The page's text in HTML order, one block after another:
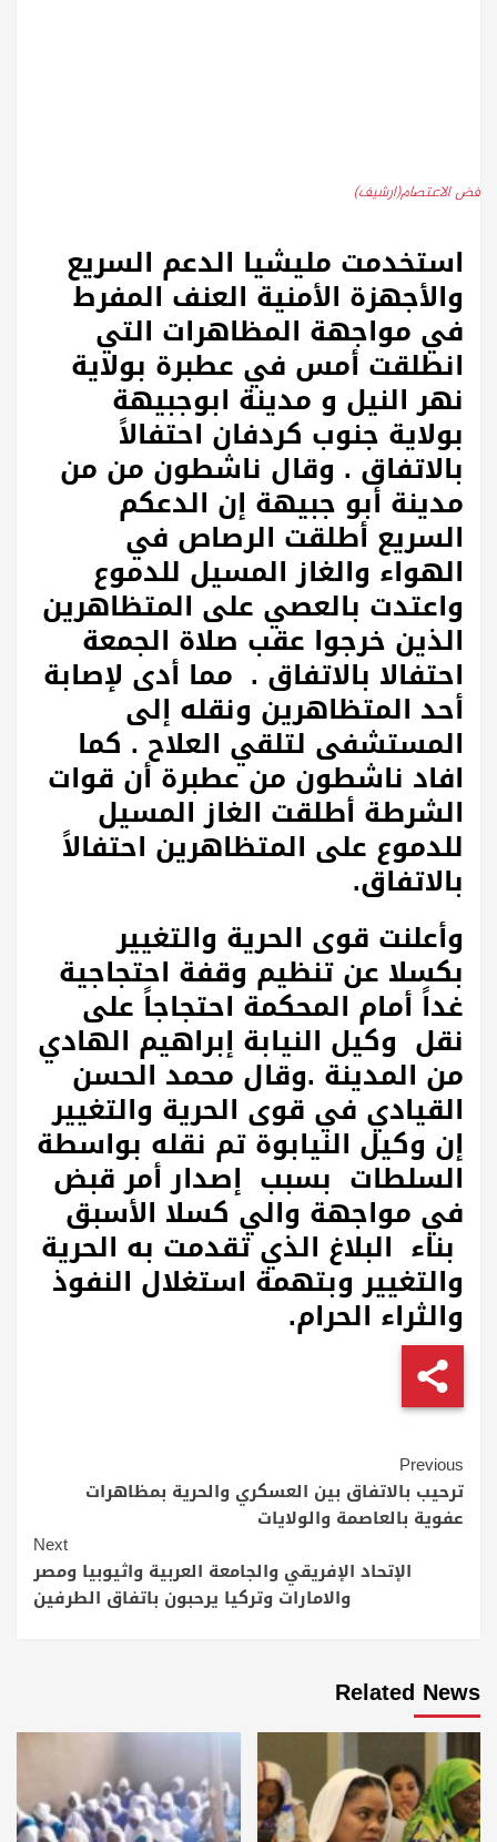
فض الاعتصام(ارشيف)
استخدمت مليشيا الدعم السريع
والأجهزة الأمنية العنف المفرط
في مواجهة المظاهرات التي
انطلقت أمس في عطبرة بولاية
نهر النيل و مدينة ابوجبيهة
بولاية جنوب كردفان احتفالاً
بالاتفاق . وقال ناشطون من من
مدينة أبو جبيهة إن الدعكم
السريع أطلقت الرصاص في
الهواء والغاز المسيل للدموع
واعتدت بالعصي على المتظاهرين
الذين خرجوا عقب صلاة الجمعة
احتفالا بالاتفاق . مما أدى لإصابة
أحد المتظاهرين ونقله إلى
المستشفى لتلقي العلاح . كما
افاد ناشطون من عطبرة أن قوات
الشرطة أطلقت الغاز المسيل
للدموع على المتظاهرين احتفالاً
بالاتفاق.
وأعلنت قوى الحرية والتغيير
بكسلا عن تنظيم وقفة احتجاجية
غداً أمام المحكمة احتجاجاً على
نقل وكيل النيابة إبراهيم الهادي
من المدينة .وقال محمد الحسن
القيادي في قوى الحرية والتغيير
إن وكيل النيابوة تم نقله بواسطة
السلطات بسبب إصدار أمر قبض
في مواجهة والي كسلا الأسبق
بناء البلاغ الذي تقدمت به الحرية
والتغيير وبتهمة استغلال النفوذ
والثراء الحرام.
Continue
Reading
Previous
ترحيب بالاتفاق بين العسكري والحرية بمظاهرات
عفوية بالعاصمة والولايات
Next
الإتحاد الإفريقي والجامعة العربية واثيوبيا ومصر
والامارات وتركيا يرحبون باتفاق الطرفين
Related News